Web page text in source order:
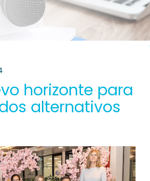
horizonte para
alternativos